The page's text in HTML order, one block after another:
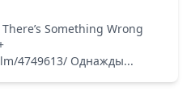
Something Wrong
4749613/ Однажды...